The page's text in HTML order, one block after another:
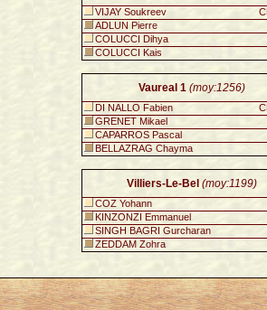
VIJAY Soukreev
ADLUN Pierre
COLUCCI Dihya
COLUCCI Kais
Vaureal 1 (moy:1256)
DI NALLO Fabien
GRENET Mikael
CAPARROS Pascal
BELLAZRAG Chayma
Villiers-Le-Bel (moy:1199)
COZ Yohann
KINZONZI Emmanuel
SINGH BAGRI Gurcharan
ZEDDAM Zohra